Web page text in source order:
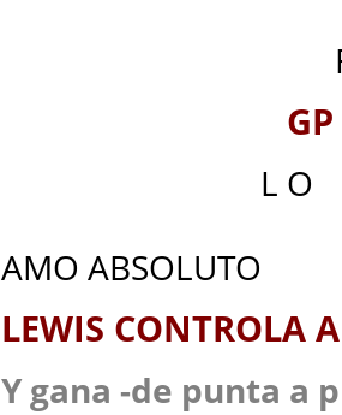
L O
AMO ABSOLUTO
LEWIS CONTROLA
Y gana -de punta a